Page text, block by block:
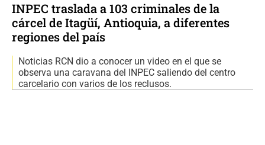
INPEC traslada a 103 criminales de la
cárcel de Itagüí, Antioquia, a diferentes
regiones del país
Noticias RCN dio a conocer un video en el que se
observa una caravana del INPEC saliendo del centro
carcelario con varios de los reclusos.